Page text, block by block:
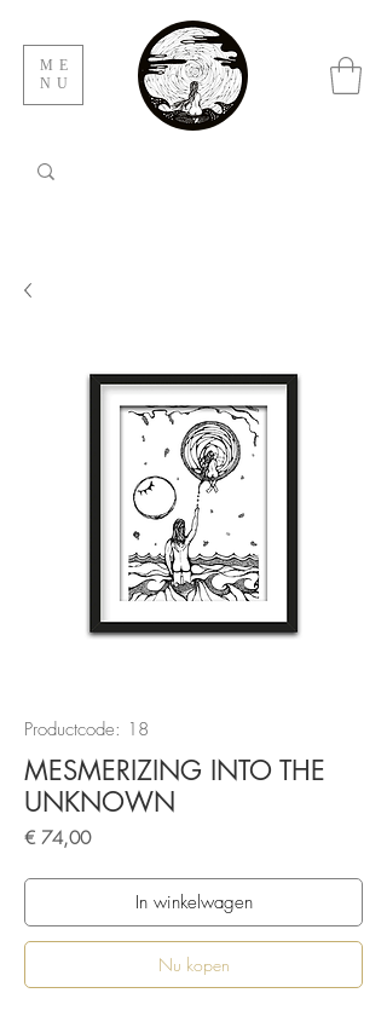
ME
NU
Productcode: 18
MESMERIZING INTO THE
UNKNOWN
€ 74,00Prijs
In winkelwagen
Nu kopen